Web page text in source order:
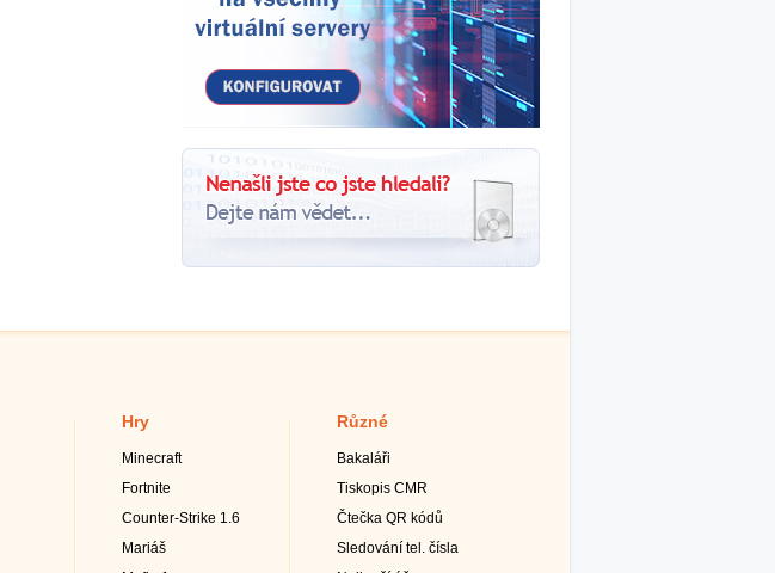
Hry
Minecraft
Fortnite
Counter-Strike 1.6
Mariáš
Různé
Bakaláři
Tiskopis CMR
Čtečka QR kódů
Sledování tel. čísla